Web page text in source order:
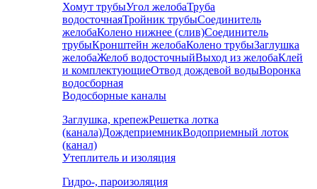
Хомут трубыУгол желобаТруба
водосточнаяТройник трубыСоединитель
желобаКолено нижнее (слив)Соединитель
трубыКронштейн желобаКолено трубыЗаглушка
желобаЖелоб водосточныйВыход из желобаКлей
и комплектующиеОтвод дождевой водыВоронка
водосборная
Водосборные каналы
Заглушка, крепежРешетка лотка
(канала)ДождеприемникВодоприемный лоток
(канал)
Утеплитель и изоляция
Гидро-, пароизоляция